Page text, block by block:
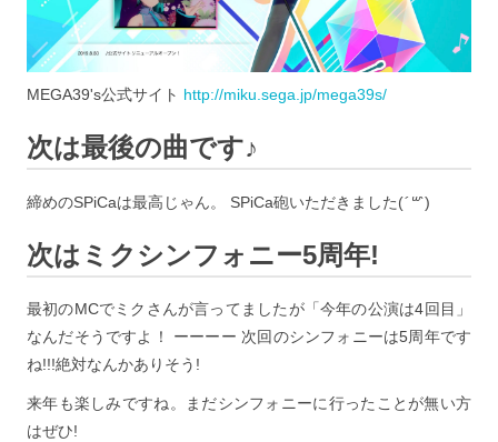
MEGA39's公式サイト http://miku.sega.jp/mega39s/
次は最後の曲です♪
締めのSPiCaは最高じゃん。 SPiCa砲いただきました(´꒳`)
次はミクシンフォニー5周年!
最初のMCでミクさんが言ってましたが「今年の公演は4回目」
なんだそうですよ！ ーーーー 次回のシンフォニーは5周年です
ね!!!絶対なんかありそう!
来年も楽しみですね。まだシンフォニーに行ったことが無い方
はぜひ!